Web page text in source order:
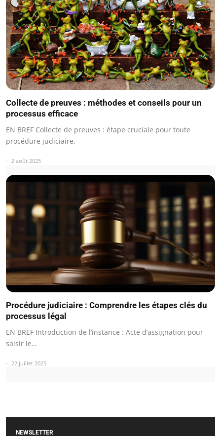
Collecte de preuves : méthodes et conseils pour un
processus efficace
EN BREF Collecte de preuves : étape cruciale pour toute
procédure judiciaire.
2 août 2025
Procédure judiciaire : Comprendre les étapes clés du
processus légal
EN BREF Introduction de l’instance : Acte d’assignation pour
saisir le…
22 juillet 2025
NEWSLETTER